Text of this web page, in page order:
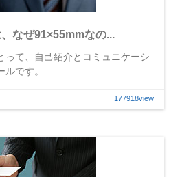
なぜ91×55mmなの...
って、自己紹介とコミュニケーシ
です。 ....
177918view